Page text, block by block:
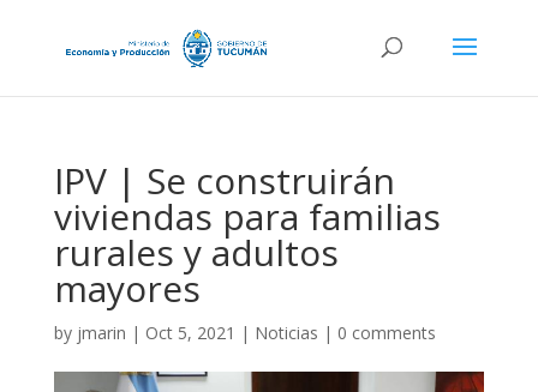
IPV | Se construirán
viviendas para familias
rurales y adultos
mayores
by jmarin | Oct 5, 2021 | Noticias | 0 comments